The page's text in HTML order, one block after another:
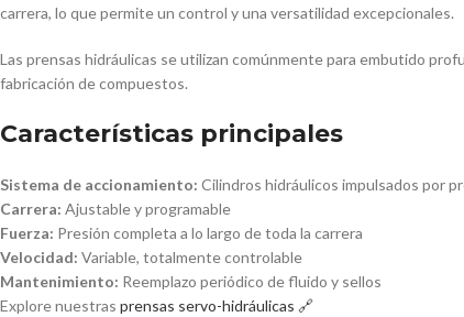
carrera, lo que permite un control y una versatilidad excepcionales.
Las prensas hidráulicas se utilizan comúnmente para embutido
fabricación de compuestos.
Características principales
Sistema de accionamiento: Cilindros hidráulicos impulsados por
Carrera: Ajustable y programable
Fuerza: Presión completa a lo largo de toda la carrera
Velocidad: Variable, totalmente controlable
Mantenimiento: Reemplazo periódico de fluido y sellos
Explore nuestras prensas servo-hidráulicas 🔗